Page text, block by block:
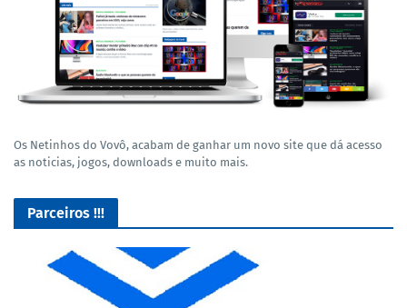
Os Netinhos do Vovô, acabam de ganhar um novo site que dá acesso
as noticias, jogos, downloads e muito mais.
Parceiros !!!
Lives de Gameplay no Facebook Gaming e muito mais